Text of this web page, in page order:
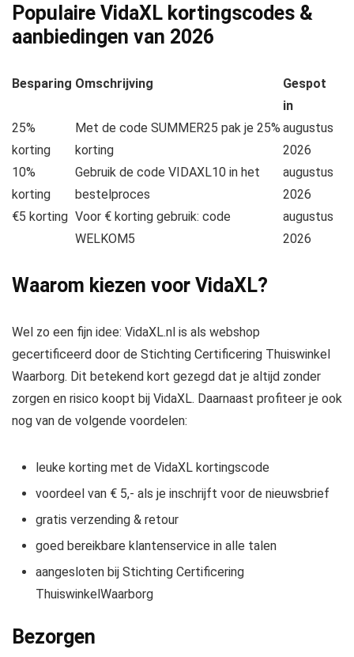
Populaire VidaXL kortingscodes &
aanbiedingen van 2026
Besparing Omschrijving
Gespot
in
25%
korting
Met de code SUMMER25 pak je 25%
korting
augustus
2026
10%
korting
Gebruik de code VIDAXL10 in het
bestelproces
augustus
2026
€5 korting Voor € korting gebruik: code
WELKOM5
augustus
2026
Waarom kiezen voor VidaXL?
Wel zo een fijn idee: VidaXL.nl is als webshop
gecertificeerd door de Stichting Certificering Thuiswinkel
Waarborg. Dit betekend kort gezegd dat je altijd zonder
zorgen en risico koopt bij VidaXL. Daarnaast profiteer je ook
nog van de volgende voordelen:
leuke korting met de VidaXL kortingscode
voordeel van € 5,- als je inschrijft voor de nieuwsbrief
gratis verzending & retour
goed bereikbare klantenservice in alle talen
aangesloten bij Stichting Certificering
ThuiswinkelWaarborg
Bezorgen